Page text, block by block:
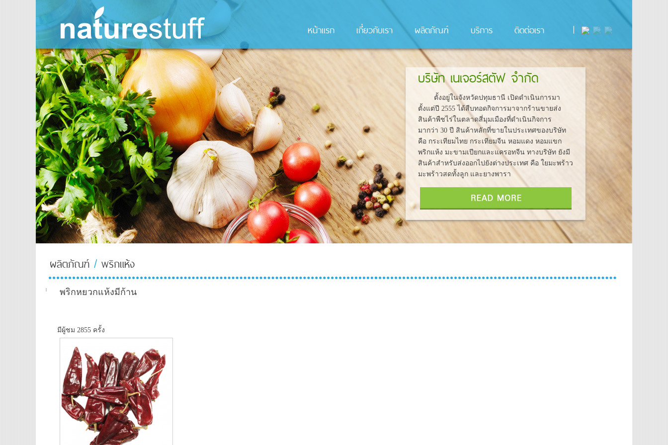
|
หน้าแรก เกี่ยวกับเรา ผลิตภัณฑ์ บริการ ติดต่อเรา
About-
Us-TH
บริษัท เนเจอร์สตัฟ จำกัด
ตั้งอยู่ในจังหวัดปทุมธานี เปิดดำเนินการมา
ตั้งแต่ปี 2555 ได้สืบทอดกิจการมาจากร้านขายส่ง
สินค้าพืชไร่ในตลาดสี่มุมเมืองที่ดำเนินกิจการ
มากว่า 30 ปี สินค้าหลักที่ขายในประเทศของบริษัท
คือ กระเทียมไทย กระเทียมจีน หอมแดง หอมแขก
พริกแห้ง มะขามเปียกและแครอทจีน ทางบริษัท ยังมี
สินค้าสำหรับส่งออกไปยังต่างประเทศ คือ ใยมะพร้าว
มะพร้าวสดทั้งลูก และยางพารา
ผลิตภัณฑ์ / พริกแห้ง
พริกหยวกแห้งมีก้าน
มีผู้ชม 2855 ครั้ง